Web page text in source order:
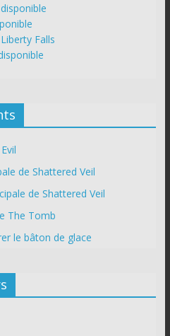
Falls
de Shattered Veil
de Shattered Veil
The Tomb
le bâton de glace